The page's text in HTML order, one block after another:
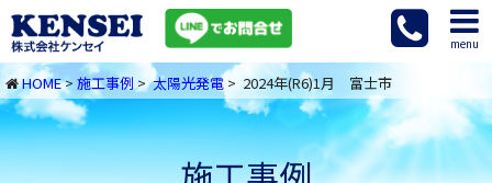
menu
HOME> 施工事例>太陽光発電 > 2024年(R6)1月 富士市